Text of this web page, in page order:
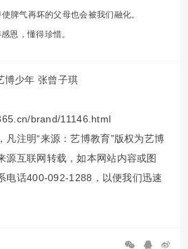
脾气再坏的父母也会被我们融化。
恩，懂得珍惜。
博少年 张曾子琪
brand/11146.html
凡注明“来源：艺博教育”版权为艺博
源互联网转载，如本网站内容或图
电话400-092-1288，以便我们迅速